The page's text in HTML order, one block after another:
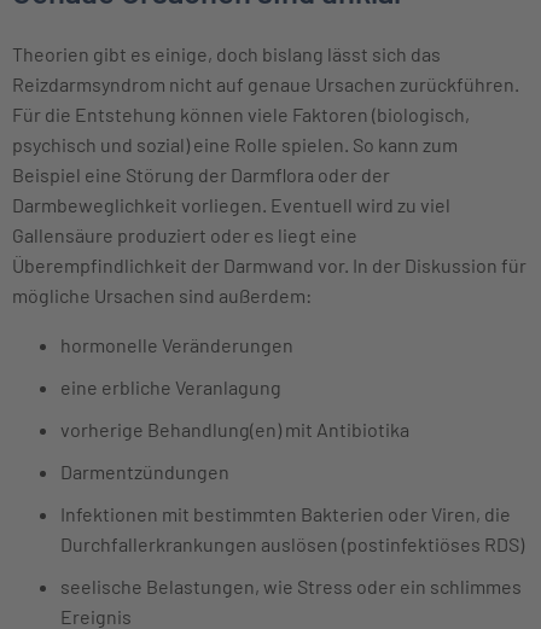
Theorien gibt es einige, doch bislang lässt sich das
Reizdarmsyndrom nicht auf genaue Ursachen zurückführen.
Für die Entstehung können viele Faktoren (biologisch,
psychisch und sozial) eine Rolle spielen. So kann zum
Beispiel eine Störung der Darmflora oder der
Darmbeweglichkeit vorliegen. Eventuell wird zu viel
Gallensäure produziert oder es liegt eine
Überempfindlichkeit der Darmwand vor. In der Diskussion für
mögliche Ursachen sind außerdem:
hormonelle Veränderungen
eine erbliche Veranlagung
vorherige Behandlung(en) mit Antibiotika
Darmentzündungen
Infektionen mit bestimmten Bakterien oder Viren, die
Durchfallerkrankungen auslösen (postinfektiöses RDS)
seelische Belastungen, wie Stress oder ein schlimmes
Ereignis